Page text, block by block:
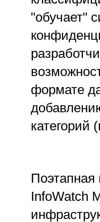
"обучает"
формате
категорий
InfoWatch